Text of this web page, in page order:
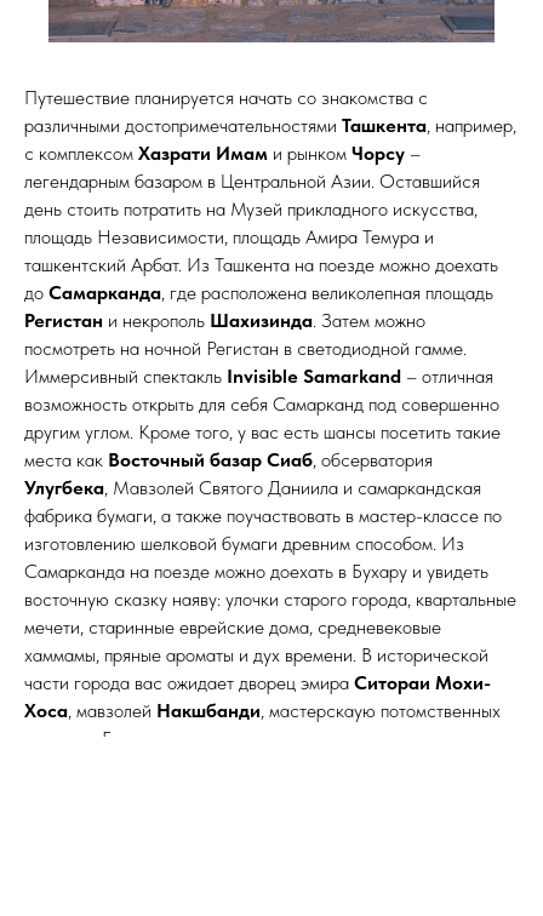
Путешествие планируется начать со знакомства с
различными достопримечательностями Ташкента , например,
с комплексом Хазрати Имам и рынком Чорсу –
легендарным базаром в Центральной Азии. Оставшийся
день стоить потратить на Музей прикладного искусства,
площадь Независимости, площадь Амира Темура и
ташкентский Арбат. Из Ташкента на поезде можно доехать
до Самарканда , где расположена великолепная площадь
Регистан и некрополь Шахизинда . Затем можно
посмотреть на ночной Регистан в светодиодной гамме.
Иммерсивный спектакль Invisible Samarkand – отличная
возможность открыть для себя Самарканд под совершенно
другим углом. Кроме того, у вас есть шансы посетить такие
места как Восточный базар Сиаб , обсерватория
Улугбека , Мавзолей Святого Даниила и самаркандская
фабрика бумаги, а также поучаствовать в мастер-классе по
изготовлению шелковой бумаги древним способом. Из
Самарканда на поезде можно доехать в Бухару и увидеть
восточную сказку наяву: улочки старого города, квартальные
мечети, старинные еврейские дома, средневековые
хаммамы, пряные ароматы и дух времени. В исторической
части города вас ожидает дворец эмира Ситораи Мохи-
Хоса , мавзолей Накшбанди , мастерскаую потомственных
кузнецов Бухары и знакомство с их творением и